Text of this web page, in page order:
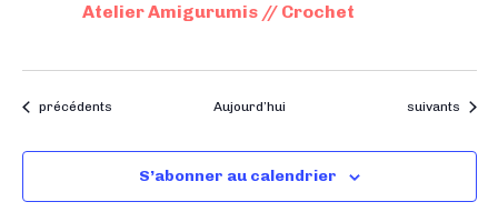
Atelier Amigurumis // Crochet
Évènements
précédents Aujourd’hui Évènements
suivants
S’abonner au calendrier